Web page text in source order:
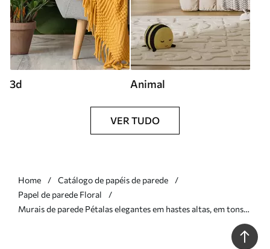
3d Animal
VER TUDO
Home
Catálogo de papéis de parede
Papel de parede Floral
Murais de parede Pétalas elegantes em hastes altas, em tons